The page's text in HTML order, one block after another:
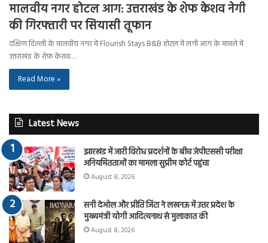
मालवीय नगर होटल आग: उत्तराखंड के शेफ केशव नेगी
की गिरफ्तारी पर सियासी तूफान
दक्षिण दिल्ली के मालवीय नगर में Flourish Stays B&B होटल में लगी आग के मामले में
उत्तराखंड के शेफ केशव…
Read More »
Latest News
झारखंड में जारी विरोध प्रदर्शनों के बीच जेपीएससी परीक्षा
अनियमितताओं का मामला सुप्रीम कोर्ट पहुंचा
August 8, 2026
सनी देओल और प्रीति जिंटा ने लखनऊ में उत्तर प्रदेश के
मुख्यमंत्री योगी आदित्यनाथ से मुलाकात की
August 8, 2026